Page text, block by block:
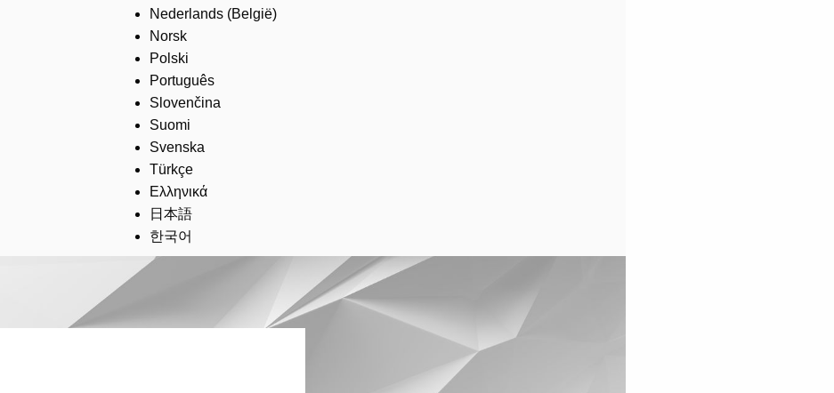
Nederlands (België)
Norsk
Polski
Português
Slovenčina
Suomi
Svenska
Türkçe
Ελληνικά
日本語
한국어